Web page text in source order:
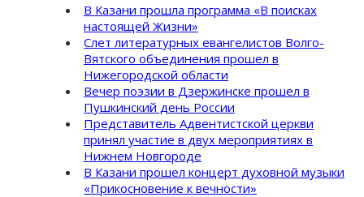
В Казани прошла программа «В поисках
настоящей Жизни»
Слет литературных евангелистов Волго-
Вятского объединения прошел в
Нижегородской области
Вечер поэзии в Дзержинске прошел в
Пушкинский день России
Представитель Адвентистской церкви
принял участие в двух мероприятиях в
Нижнем Новгороде
В Казани прошел концерт духовной музыки
«Прикосновение к вечности»